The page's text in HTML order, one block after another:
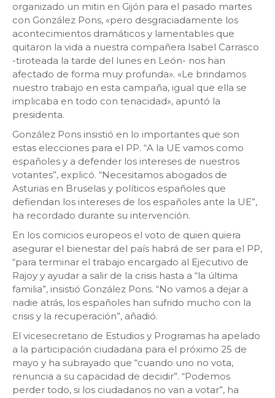
organizado un mitin en Gijón para el pasado martes
con González Pons, «pero desgraciadamente los
acontecimientos dramáticos y lamentables que
quitaron la vida a nuestra compañera Isabel Carrasco
-tiroteada la tarde del lunes en León- nos han
afectado de forma muy profunda». «Le brindamos
nuestro trabajo en esta campaña, igual que ella se
implicaba en todo con tenacidad», apuntó la
presidenta.
González Pons insistió en lo importantes que son
estas elecciones para el PP. “A la UE vamos como
españoles y a defender los intereses de nuestros
votantes”, explicó. “Necesitamos abogados de
Asturias en Bruselas y políticos españoles que
defiendan los intereses de los españoles ante la UE”,
ha recordado durante su intervención.
En los comicios europeos el voto de quien quiera
asegurar el bienestar del país habrá de ser para el PP,
“para terminar el trabajo encargado al Ejecutivo de
Rajoy y ayudar a salir de la crisis hasta a “la última
familia”, insistió González Pons. “No vamos a dejar a
nadie atrás, los españoles han sufrido mucho con la
crisis y la recuperación”, añadió.
El vicesecretario de Estudios y Programas ha apelado
a la participación ciudadana para el próximo 25 de
mayo y ha subrayado que “cuando uno no vota,
renuncia a su capacidad de decidir”. “Podemos
perder todo, si los ciudadanos no van a votar”, ha